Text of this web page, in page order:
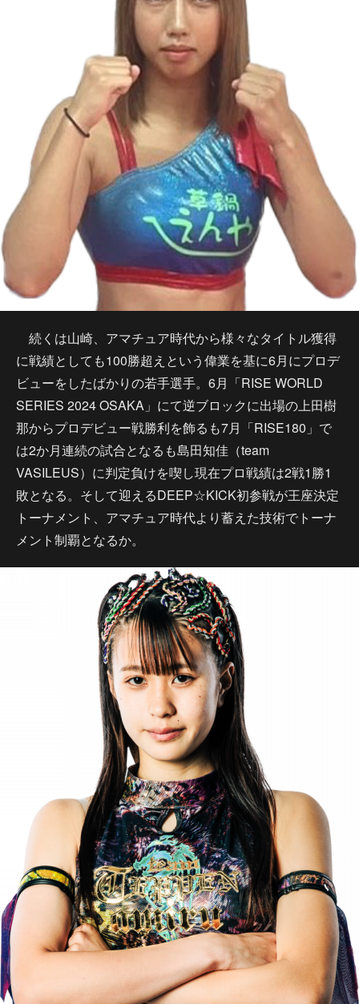
続くは山崎、アマチュア時代から様々なタイトル獲得
に戦績としても100勝超えという偉業を基に6月にプロデ
ビューをしたばかりの若手選手。6月「RISE WORLD
SERIES 2024 OSAKA」にて逆ブロックに出場の上田樹
那からプロデビュー戦勝利を飾るも7月「RISE180」で
は2か月連続の試合となるも島田知佳（team
VASILEUS）に判定負けを喫し現在プロ戦績は2戦1勝1
敗となる。そして迎えるDEEP☆KICK初参戦が王座決定
トーナメント、アマチュア時代より蓄えた技術でトーナ
メント制覇となるか。